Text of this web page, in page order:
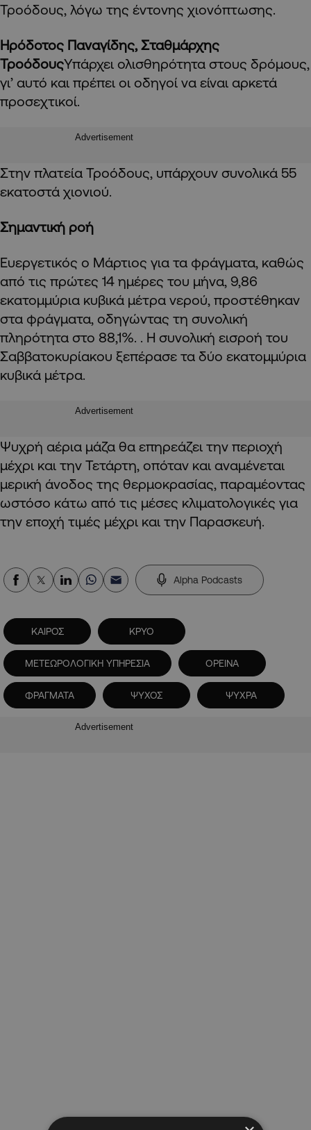
Τροόδους, λόγω της έντονης χιονόπτωσης.
Ηρόδοτος Παναγίδης, Σταθμάρχης
ΤροόδουςΥπάρχει ολισθηρότητα στους δρόμους,
γι’ αυτό και πρέπει οι οδηγοί να είναι αρκετά
προσεχτικοί.
Advertisement
Στην πλατεία Τροόδους, υπάρχουν συνολικά 55
εκατοστά χιονιού.
Σημαντική ροή
Ευεργετικός ο Μάρτιος για τα φράγματα, καθώς
από τις πρώτες 14 ημέρες του μήνα, 9,86
εκατομμύρια κυβικά μέτρα νερού, προστέθηκαν
στα φράγματα, οδηγώντας τη συνολική
πληρότητα στο 88,1%. . Η συνολική εισροή του
Σαββατοκυρίακου ξεπέρασε τα δύο εκατομμύρια
κυβικά μέτρα.
Advertisement
Ψυχρή αέρια μάζα θα επηρεάζει την περιοχή
μέχρι και την Τετάρτη, οπόταν και αναμένεται
μερική άνοδος της θερμοκρασίας, παραμέοντας
ωστόσο κάτω από τις μέσες κλιματολογικές για
την εποχή τιμές μέχρι και την Παρασκευή.
Alpha Podcasts
ΚΑΙΡΟΣ ΚΡΥΟ
ΜΕΤΕΩΡΟΛΟΓΙΚΗ ΥΠΗΡΕΣΙΑ ΟΡΕΙΝΑ
ΦΡΑΓΜΑΤΑ ΨΥΧΟΣ ΨΥΧΡΑ
Advertisement